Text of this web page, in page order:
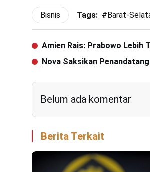
Bisnis Tags: #Barat-
Amien Rais: Prabowo Lebih
Nova Saksikan
Belum ada komentar
Berita Terkait